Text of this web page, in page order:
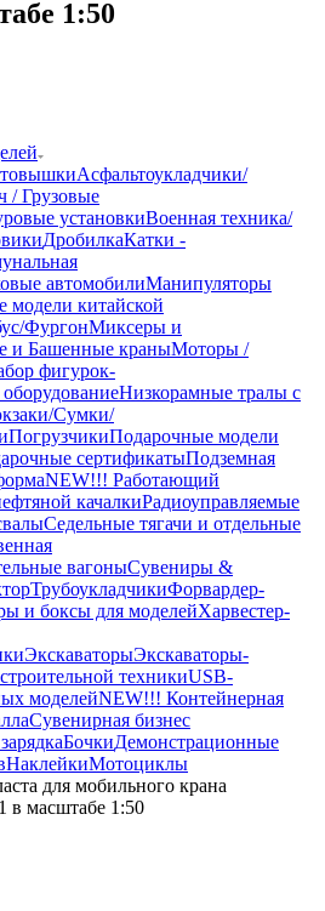
1:50
Асфальтоукладчики/
/ Грузовые
установкиВоенная техника/
ДробилкаКатки -
автомобилиМанипуляторы
модели китайской
ФургонМиксеры и
и Башенные краныМоторы /
фигурок-
Низкорамные тралы с
Сумки/
ПогрузчикиПодарочные модели
сертификатыПодземная
NEW!!! Работающий
качалкиРадиоуправляемые
Седельные тягачи и отдельные
вагоныСувениры &
ТрубоукладчикиФорвардер-
и боксы для моделейХарвестер-
ЭкскаваторыЭкскаваторы-
техникиUSB-
моделейNEW!!! Контейнерная
Сувенирная бизнес
БочкиДемонстрационные
НаклейкиМотоциклы
для мобильного крана
в масштабе 1:50